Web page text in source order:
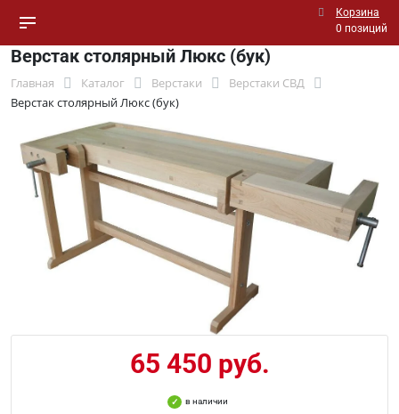
Корзина
0 позиций
Верстак столярный Люкс (бук)
Главная Каталог Верстаки
Верстаки СВД
Верстак столярный Люкс (бук)
65 450 руб.
в наличии